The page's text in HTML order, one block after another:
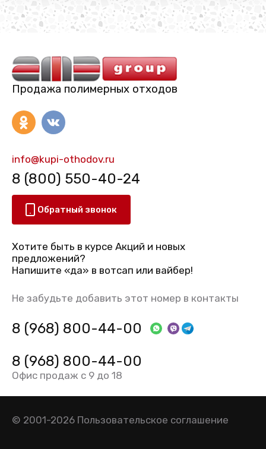
Продажа полимерных отходов
info@kupi-othodov.ru
8 (800) 550-40-24
Обратный звонок
Хотите быть в курсе Акций и новых
предложений?
Напишите «да» в вотсап или вайбер!
Не забудьте добавить этот номер в контакты
8 (968) 800-44-00
8 (968) 800-44-00
Офис продаж с 9 до 18
© 2001-2026 Пользовательское соглашение